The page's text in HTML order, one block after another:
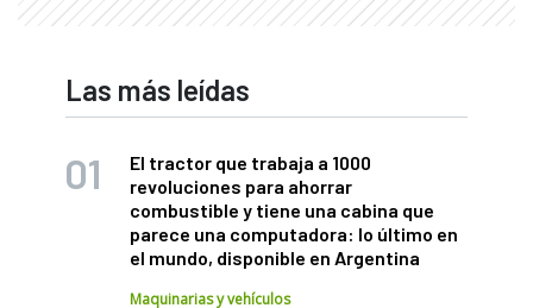
Las más leídas
El tractor que trabaja a 1000
revoluciones para ahorrar
combustible y tiene una cabina que
parece una computadora: lo último en
el mundo, disponible en Argentina
Maquinarias y vehículos